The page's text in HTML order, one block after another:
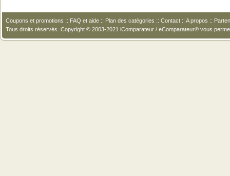
Coupons et promotions :: FAQ et aide :: Plan des catégories :: Contact :: A propos ::
Tous droits réservés. Copyright © 2003-2021 iComparateur / eComparateur® vous